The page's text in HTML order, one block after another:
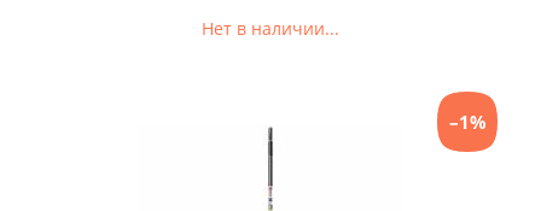
Нет в наличии...
–1%